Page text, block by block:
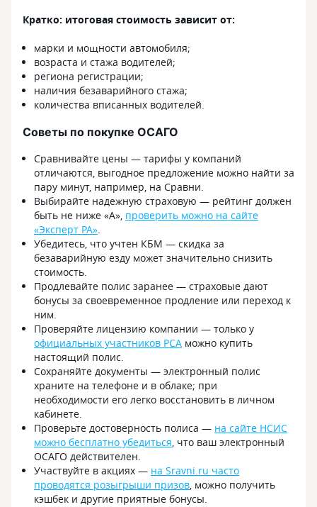
Кратко: итоговая стоимость зависит от:
марки и мощности автомобиля;
возраста и стажа водителей;
региона регистрации;
наличия безаварийного стажа;
количества вписанных водителей.
Советы по покупке ОСАГО
Сравнивайте цены — тарифы у компаний
отличаются, выгодное предложение можно найти за
пару минут, например, на Сравни.
Выбирайте надежную страховую — рейтинг должен
быть не ниже «А», проверить можно на сайте
«Эксперт РА».
Убедитесь, что учтен КБМ — скидка за
безаварийную езду может значительно снизить
стоимость.
Продлевайте полис заранее — страховые дают
бонусы за своевременное продление или переход к
ним.
Проверяйте лицензию компании — только у
официальных участников РСА можно купить
настоящий полис.
Сохраняйте документы — электронный полис
храните на телефоне и в облаке; при
необходимости его легко восстановить в личном
кабинете.
Проверьте достоверность полиса — на сайте НСИС
можно бесплатно убедиться, что ваш электронный
ОСАГО действителен.
Участвуйте в акциях — на Sravni.ru часто
проводятся розыгрыши призов, можно получить
кэшбек и другие приятные бонусы.